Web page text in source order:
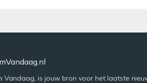
Vandaag, is jouw bron voor het laatste